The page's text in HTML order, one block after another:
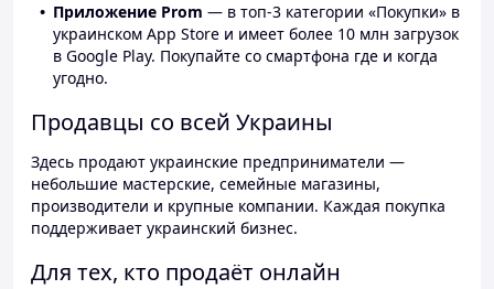
Приложение Prom — в топ-3 категории «Покупки» в
украинском App Store и имеет более 10 млн загрузок
в Google Play. Покупайте со смартфона где и когда
угодно.
Продавцы со всей Украины
Здесь продают украинские предприниматели —
небольшие мастерские, семейные магазины,
производители и крупные компании. Каждая покупка
поддерживает украинский бизнес.
Для тех, кто продаёт онлайн